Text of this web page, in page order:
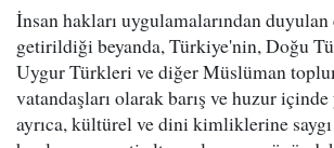
İnsan hakları uygulamalarından
getirildiği beyanda, Türkiye'nin, Doğu
Uygur Türkleri ve diğer Müslüman
vatandaşları olarak barış ve huzur içinde
ayrıca, kültürel ve dini kimliklerine